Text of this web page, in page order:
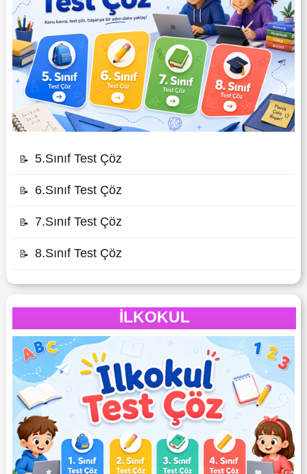
📝 5.Sınıf Test Çöz
📝 6.Sınıf Test Çöz
📝 7.Sınıf Test Çöz
📝 8.Sınıf Test Çöz
İLKOKUL